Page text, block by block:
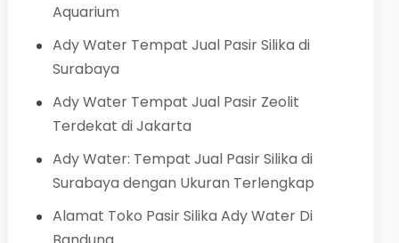
Aquarium
Ady Water Tempat Jual Pasir Silika di
Surabaya
Ady Water Tempat Jual Pasir Zeolit
Terdekat di Jakarta
Ady Water: Tempat Jual Pasir Silika di
Surabaya dengan Ukuran Terlengkap
Alamat Toko Pasir Silika Ady Water Di